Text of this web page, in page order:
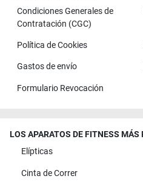
Condiciones Generales de
Contratación (CGC)
Política de Cookies
Gastos de envío
Formulario Revocación
LOS APARATOS DE FITNESS MÁS
Elípticas
Cinta de Correr